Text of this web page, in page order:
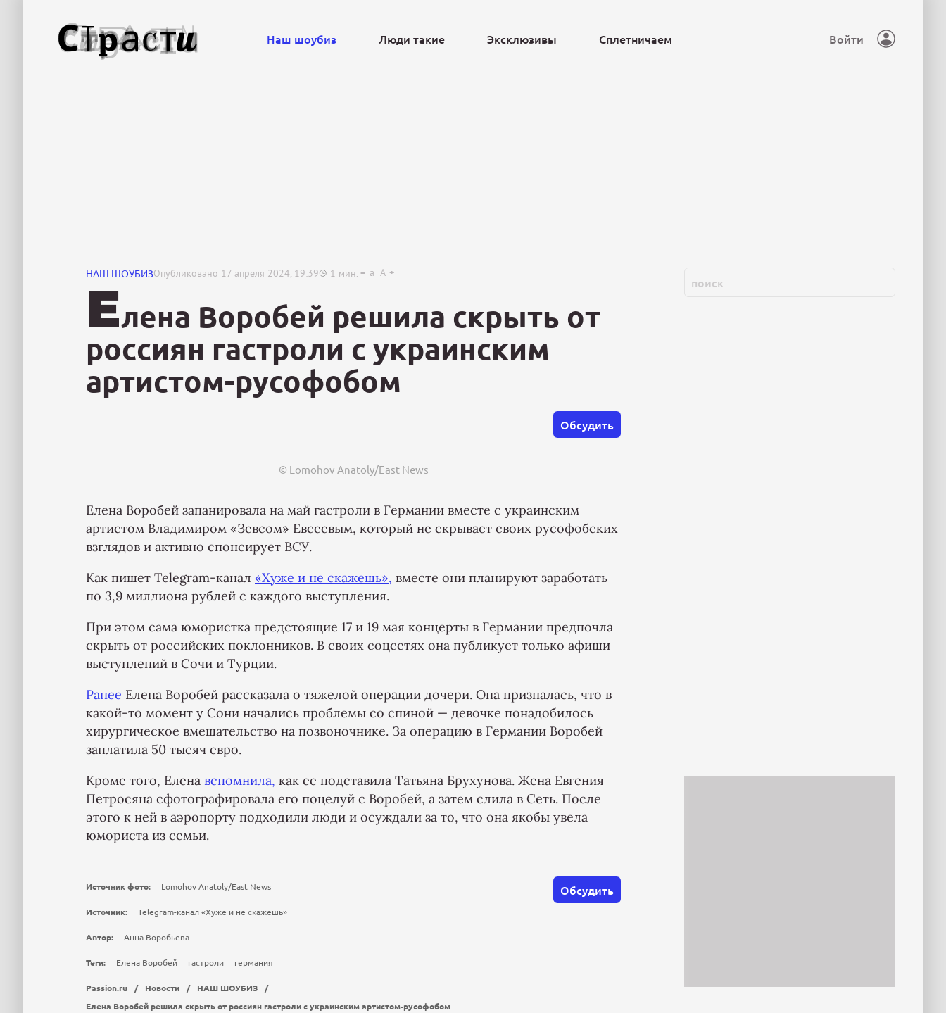
Наш шоубиз Люди такие Эксклюзивы Сплетничаем Войти
НАШ ШОУБИЗОпубликовано 17 апреля 2024, 19:39 1 мин. a A
Елена Воробей решила скрыть от
россиян гастроли с украинским
артистом-русофобом
Обсудить
© Lomohov Anatoly/East News
Елена Воробей запанировала на май гастроли в Германии вместе с украинским
артистом Владимиром «Зевсом» Евсеевым, который не скрывает своих русофобских
взглядов и активно спонсирует ВСУ.
Как пишет Telegram-канал «Хуже и не скажешь», вместе они планируют заработать
по 3,9 миллиона рублей с каждого выступления.
При этом сама юмористка предстоящие 17 и 19 мая концерты в Германии предпочла
скрыть от российских поклонников. В своих соцсетях она публикует только афиши
выступлений в Сочи и Турции.
Ранее Елена Воробей рассказала о тяжелой операции дочери. Она призналась, что в
какой-то момент у Сони начались проблемы со спиной — девочке понадобилось
хирургическое вмешательство на позвоночнике. За операцию в Германии Воробей
заплатила 50 тысяч евро.
Кроме того, Елена вспомнила, как ее подставила Татьяна Брухунова. Жена Евгения
Петросяна сфотографировала его поцелуй с Воробей, а затем слила в Сеть. После
этого к ней в аэропорту подходили люди и осуждали за то, что она якобы увела
юмориста из семьи.
Обсудить
Источник фото: Lomohov Anatoly/East News
Источник: Telegram-канал «Хуже и не скажешь»
Автор: Анна Воробьева
Теги: Елена Воробей гастроли германия
Passion.ru / Новости / НАШ ШОУБИЗ
/
Елена Воробей решила скрыть от россиян гастроли с украинским артистом-русофобом